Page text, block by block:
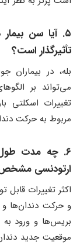
۵. آیا سن
تأثیرگذار است؟
بله، در بیماران
می‌تواند بر
تغییرات اسکلتی
مربوط به حرکت
۶. چه مدت
ارتودنسی
اکثر تغییرات
و حرکت دندان‌ها
بریس‌ها و ورود به
موقعیت جدید